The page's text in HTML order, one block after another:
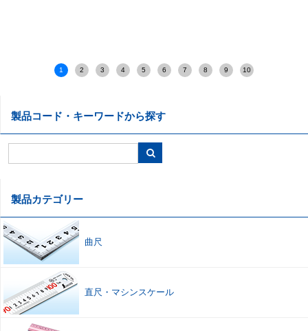
1 2 3 4 5 6 7 8 9 10
製品コード・キーワードから探す
製品カテゴリー
曲尺
直尺 ・ マシンスケール